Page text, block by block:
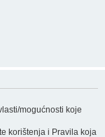
mogućnosti koje
korištenja i Pravila koja